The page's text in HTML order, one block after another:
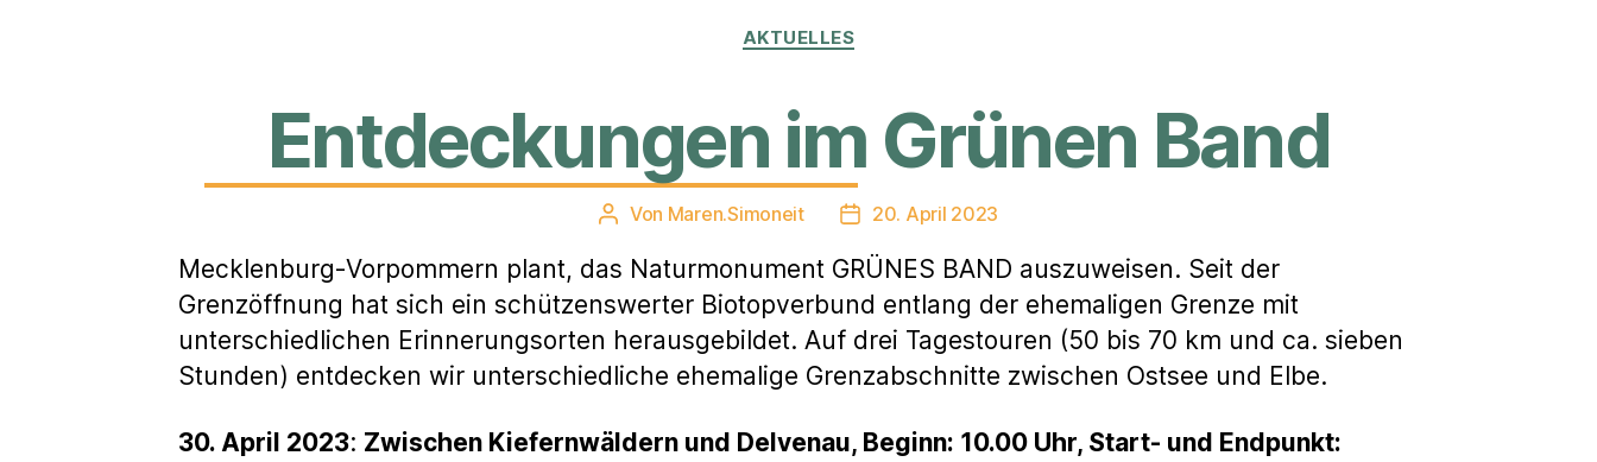
Kategorien
AKTUELLES
Entdeckungen im Grünen Band
Beitragsautor
Von Maren.Simoneit Veröffentlichungsdatum
20. April 2023
Mecklenburg-Vorpommern plant, das Naturmonument GRÜNES BAND auszuweisen. Seit der
Grenzöffnung hat sich ein schützenswerter Biotopverbund entlang der ehemaligen Grenze mit
unterschiedlichen Erinnerungsorten herausgebildet. Auf drei Tagestouren (50 bis 70 km und ca. sieben
Stunden) entdecken wir unterschiedliche ehemalige Grenzabschnitte zwischen Ostsee und Elbe.
30. April 2023: Zwischen Kiefernwäldern und Delvenau, Beginn: 10.00 Uhr, Start- und Endpunkt: